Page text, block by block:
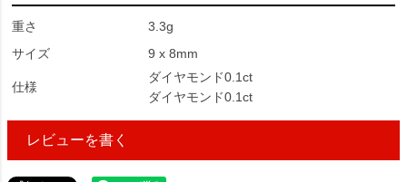
重さ
3.3g
サイズ
9 x 8mm
仕様
ダイヤモンド0.1ct
ダイヤモンド0.1ct
レビューを書く